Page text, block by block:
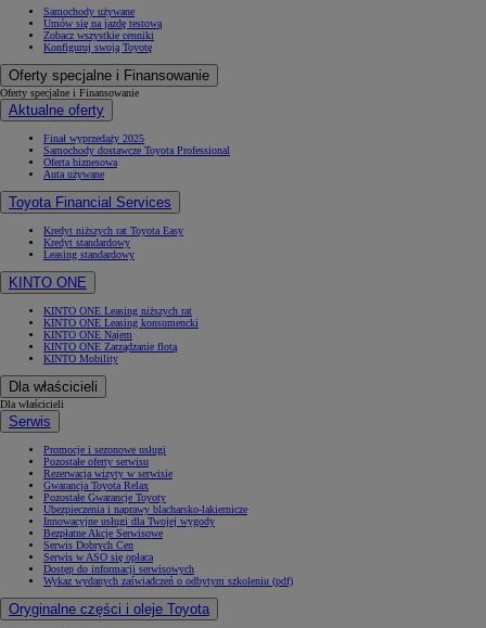
Samochody używane
Umów się na jazdę testową
Zobacz wszystkie cenniki
Konfiguruj swoją Toyotę
Oferty specjalne i Finansowanie
Oferty specjalne i Finansowanie
Aktualne oferty
Finał wyprzedaży 2025
Samochody dostawcze Toyota Professional
Oferta biznesowa
Auta używane
Toyota Financial Services
Kredyt niższych rat Toyota Easy
Kredyt standardowy
Leasing standardowy
KINTO ONE
KINTO ONE Leasing niższych rat
KINTO ONE Leasing konsumencki
KINTO ONE Najem
KINTO ONE Zarządzanie flotą
KINTO Mobility
Dla właścicieli
Dla właścicieli
Serwis
Promocje i sezonowe usługi
Pozostałe oferty serwisu
Rezerwacja wizyty w serwisie
Gwarancja Toyota Relax
Pozostałe Gwarancje Toyoty
Ubezpieczenia i naprawy blacharsko-lakiernicze
Innowacyjne usługi dla Twojej wygody
Bezpłatne Akcje Serwisowe
Serwis Dobrych Cen
Serwis w ASO się opłaca
Dostęp do informacji serwisowych
Wykaz wydanych zaświadczeń o odbytym szkoleniu (pdf)
Oryginalne części i oleje Toyota